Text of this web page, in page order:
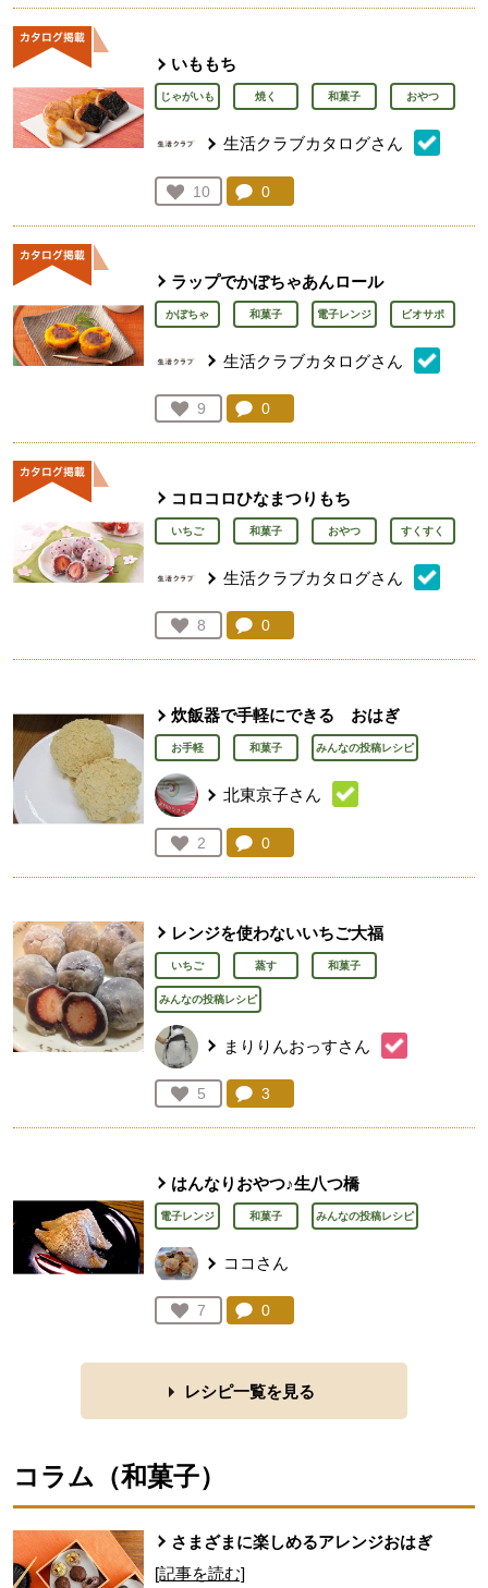
いももち
じゃがいも 焼く 和菓子 おやつ
生活クラブカタログさん
お気に入り登録：
10
人が登録
コメント：
0
ラップでかぼちゃあんロール
かぼちゃ 和菓子 電子レンジ ビオサポ
生活クラブカタログさん
お気に入り登録：
9
人が登録
コメント：
0
コロコロひなまつりもち
いちご 和菓子 おやつ すくすく
生活クラブカタログさん
お気に入り登録：
8
人が登録
コメント：
0
炊飯器で手軽にできる おはぎ
お手軽 和菓子 みんなの投稿レシピ
北東京子さん
お気に入り登録：
2
人が登録
コメント：
0
レンジを使わないいちご大福
いちご 蒸す 和菓子
みんなの投稿レシピ
まりりんおっすさん
お気に入り登録：
5
人が登録
コメント：
3
はんなりおやつ♪生八つ橋
電子レンジ 和菓子 みんなの投稿レシピ
ココさん
お気に入り登録：
7
人が登録
コメント：
0
レシピ一覧を見る
コラム（和菓子）
さまざまに楽しめるアレンジおはぎ
[記事を読む]